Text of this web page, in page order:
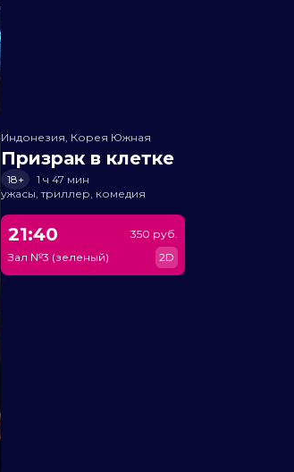
Индонезия, Корея Южная
Призрак в клетке
18+
1 ч 47 мин
ужасы, триллер, комедия
21:40
Зал №3 (зеленый)
350 руб.
2D